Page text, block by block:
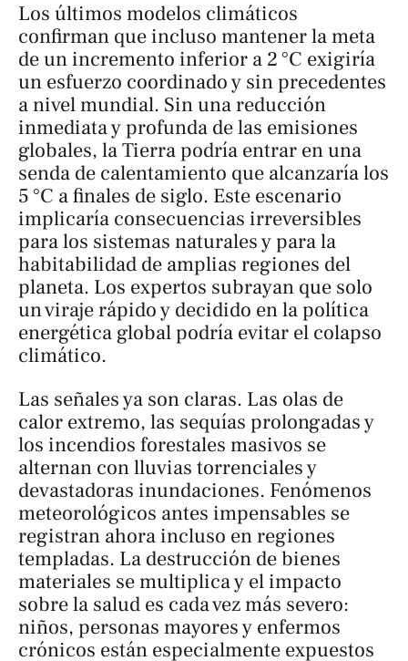
Los últimos modelos climáticos
confirman que incluso mantener la meta
de un incremento inferior a 2 °C exigiría
un esfuerzo coordinado y sin precedentes
a nivel mundial. Sin una reducción
inmediata y profunda de las emisiones
globales, la Tierra podría entrar en una
senda de calentamiento que alcanzaría los
5 °C a finales de siglo. Este escenario
implicaría consecuencias irreversibles
para los sistemas naturales y para la
habitabilidad de amplias regiones del
planeta. Los expertos subrayan que solo
un viraje rápido y decidido en la política
energética global podría evitar el colapso
climático.
Las señales ya son claras. Las olas de
calor extremo, las sequías prolongadas y
los incendios forestales masivos se
alternan con lluvias torrenciales y
devastadoras inundaciones. Fenómenos
meteorológicos antes impensables se
registran ahora incluso en regiones
templadas. La destrucción de bienes
materiales se multiplica y el impacto
sobre la salud es cada vez más severo:
niños, personas mayores y enfermos
crónicos están especialmente expuestos